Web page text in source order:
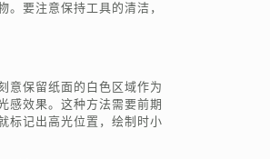
。要注意保持工具的清洁，
意保留纸面的白色区域作为
感效果。这种方法需要前期
标记出高光位置，绘制时小